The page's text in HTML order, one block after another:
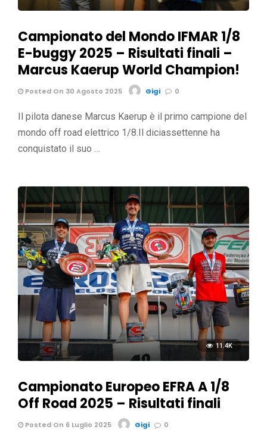
Campionato del Mondo IFMAR 1/8
E-buggy 2025 – Risultati finali –
Marcus Kaerup World Champion!
Posted On 30 Agosto 2025 Gigi 0
Il pilota danese Marcus Kaerup è il primo campione del
mondo off road elettrico 1/8.Il diciassettenne ha
conquistato il suo …
11.4K
Campionato Europeo EFRA A 1/8
Off Road 2025 – Risultati finali
Posted On 6 Luglio 2025 Gigi 0